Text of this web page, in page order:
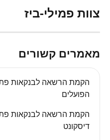
צוות פמילי-ביז
מאמרים קשורים
הקמת הרשאה לבנקאות
הפועלים
הקמת הרשאה לבנקאות
דיסקונט